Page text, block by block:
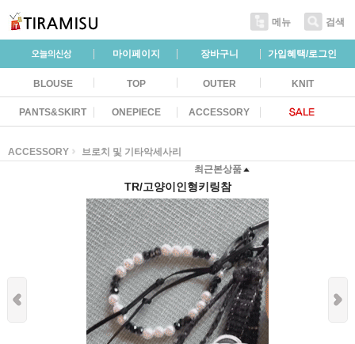
메뉴 검색
마이페이지 장바구니 가입혜택/로그인
BLOUSE TOP OUTER KNIT
PANTS&SKIRT ONEPIECE ACCESSORY
ACCESSORY
브로치 및 기타악세사리
최근본상품
TR/고양이인형키링참